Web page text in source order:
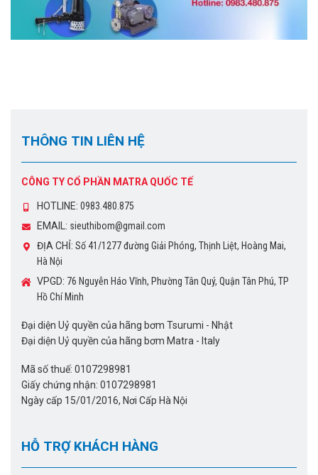
THÔNG TIN LIÊN HỆ
CÔNG TY CỔ PHẦN MATRA QUỐC TẾ
HOTLINE: 0983.480.875
EMAIL: sieuthibom@gmail.com
ĐỊA CHỈ: Số 41/1277 đường Giải Phóng, Thịnh Liệt, Hoàng Mai,
Hà Nội
VPGD: 76 Nguyễn Háo Vĩnh, Phường Tân Quý, Quận Tân Phú, TP
Hồ Chí Minh
Đại diện Uỷ quyền của hãng bơm Tsurumi - Nhật
Đại diện Uỷ quyền của hãng bơm Matra - Italy
Mã số thuế: 0107298981
Giấy chứng nhận: 0107298981
Ngày cấp 15/01/2016, Nơi Cấp Hà Nội
HỖ TRỢ KHÁCH HÀNG